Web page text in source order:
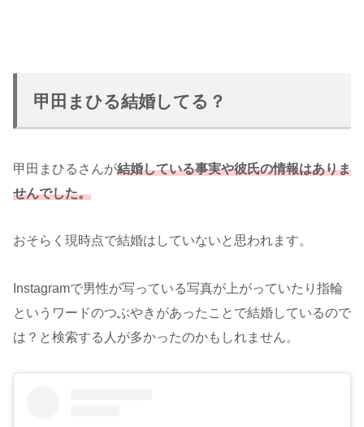
甲田まひる結婚してる？
甲田まひるさんが結婚している事実や彼氏の情報はありま
せんでした。
おそらく現時点で結婚はしていないと思われます。
Instagramで男性が写っている写真が上がっていたり指輪
というワードのつぶやきがあったことで結婚しているので
は？と検索する人が多かったのかもしれません。